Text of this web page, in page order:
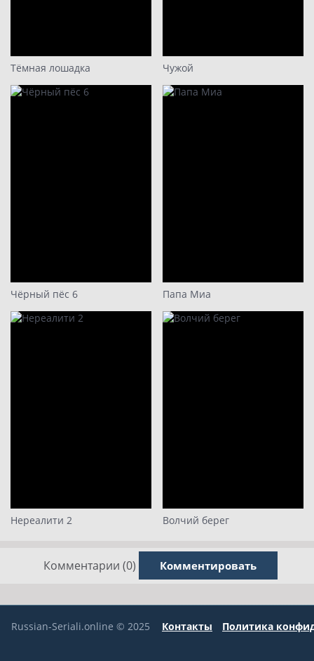
Тёмная лошадка Чужой
Чёрный пёс 6 Папа Миа
Нереалити 2 Волчий берег
Комментарии (0) Комментировать
Russian-Seriali.online © 2025 Контакты Политика